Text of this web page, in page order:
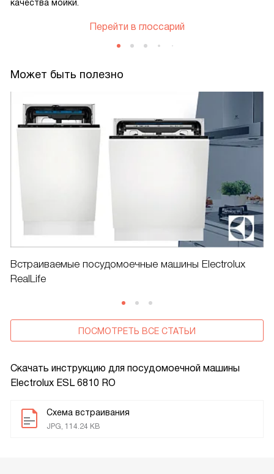
Скачать инструкцию для посудомоечной машины
Electrolux ESL 6810 RO
Схема встраивания
JPG, 114.24 KB
качества мойки.
Перейти в глоссарий
Может быть полезно
Встраиваемые посудомоечные машины Electrolux
RealLife
ПОСМОТРЕТЬ ВСЕ СТАТЬИ